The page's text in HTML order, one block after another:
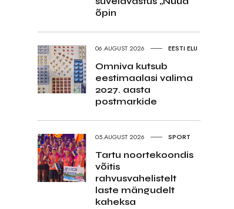
õpin
06.AUGUST 2026 EESTI ELU
Omniva kutsub
eestimaalasi valima
2027. aasta
postmarkide
05.AUGUST 2026 SPORT
Tartu noortekoondis
võitis
rahvusvahelistelt
laste mängudelt
kaheksa